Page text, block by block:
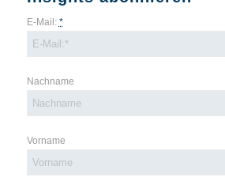
E-Mail: *
Nachname
Vorname